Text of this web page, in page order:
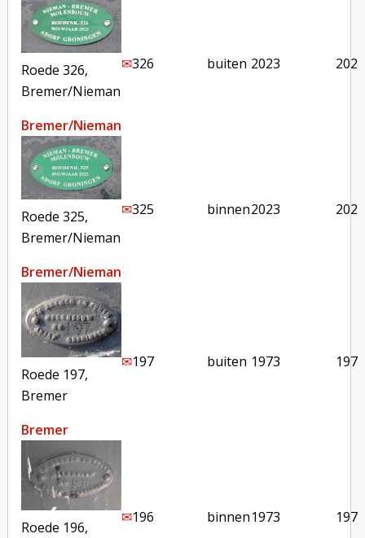
Roede 326,
Bremer/Nieman
Bremer/Nieman
✉︎326 buiten 2023 2024
Roede 325,
Bremer/Nieman
Bremer/Nieman
✉︎325 binnen2023 2024
Roede 197,
Bremer
Bremer
✉︎197 buiten 1973 1973
Roede 196,
✉︎196 binnen1973 1973